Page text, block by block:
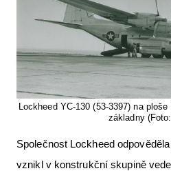
Lockheed YC-130 (53-3397) na
základny
Společnost Lockheed
vznikl v konstrukční skupině